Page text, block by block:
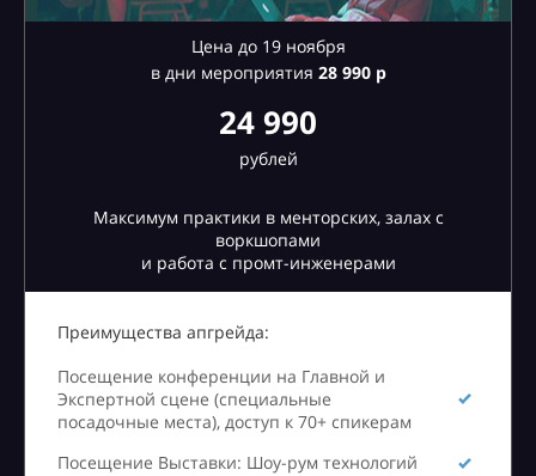
Цена до 19 ноября
в дни мероприятия 28990 р
24 990
рублей
Максимум практики в менторских, залах с
воркшопами
и работа с промт-инженерами
Преимущества апгрейда:
Посещение конференции на Главной и
Экспертной сцене (специальные
посадочные места), доступ к 70+ спикерам
Посещение Выставки: Шоу-рум технологий